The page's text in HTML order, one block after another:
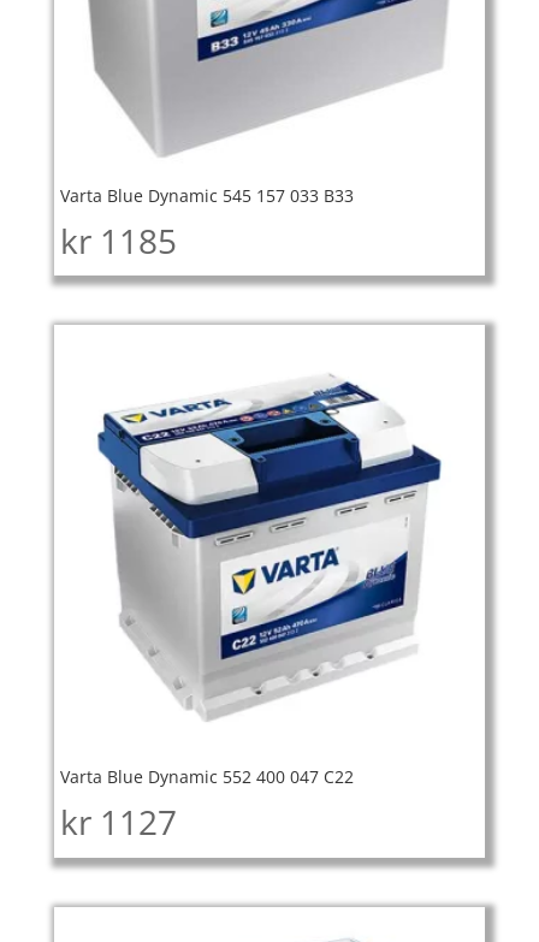
Varta Blue Dynamic 545 157 033 B33
kr 1185
Varta Blue Dynamic 552 400 047 C22
kr 1127